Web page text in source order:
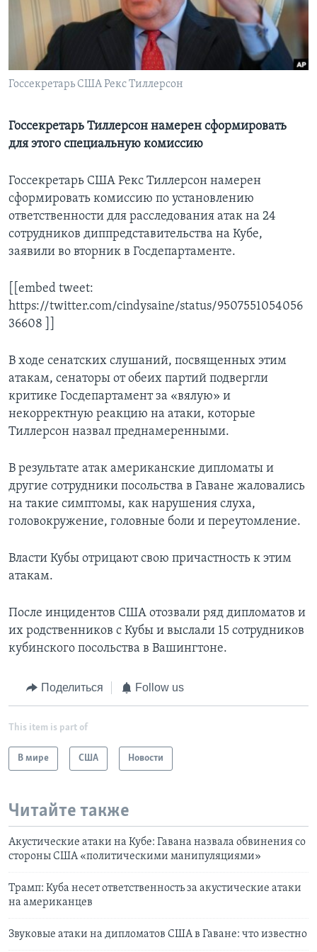
Learning English
СОЦИАЛЬНЫЕ СЕТИ
Языки
Госсекретарь США Рекс Тиллерсон
Госсекретарь Тиллерсон намерен сформировать
для этого специальную комиссию
Госсекретарь США Рекс Тиллерсон намерен
сформировать комиссию по установлению
ответственности для расследования атак на 24
сотрудников диппредставительства на Кубе,
заявили во вторник в Госдепартаменте.
[[embed tweet:
https://twitter.com/cindysaine/status/9507551054056
36608 ]]
В ходе сенатских слушаний, посвященных этим
атакам, сенаторы от обеих партий подвергли
критике Госдепартамент за «вялую» и
некорректную реакцию на атаки, которые
Тиллерсон назвал преднамеренными.
В результате атак американские дипломаты и
другие сотрудники посольства в Гаване жаловались
на такие симптомы, как нарушения слуха,
головокружение, головные боли и переутомление.
Власти Кубы отрицают свою причастность к этим
атакам.
После инцидентов США отозвали ряд дипломатов и
их родственников с Кубы и выслали 15 сотрудников
кубинского посольства в Вашингтоне.
Поделиться Follow us
This item is part of
В мире США Новости
Читайте также
Акустические атаки на Кубе: Гавана назвала обвинения со
стороны США «политическими манипуляциями»
Трамп: Куба несет ответственность за акустические атаки
на американцев
Звуковые атаки на дипломатов США в Гаване: что известно